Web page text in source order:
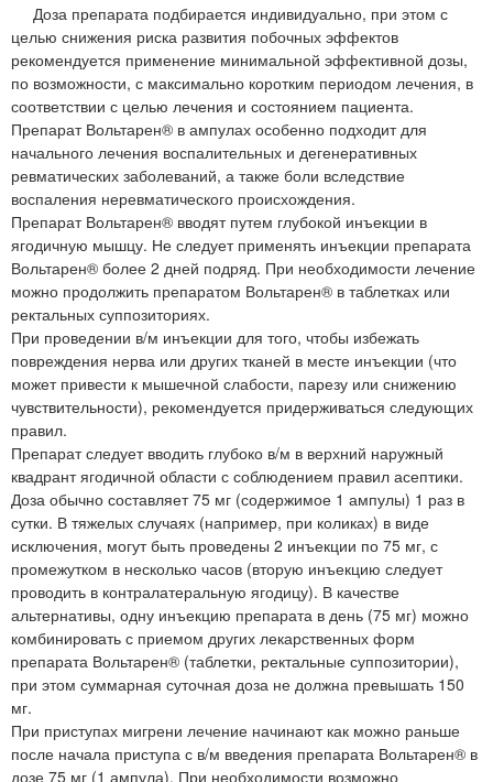
Доза препарата подбирается индивидуально, при этом с
целью снижения риска развития побочных эффектов
рекомендуется применение минимальной эффективной дозы,
по возможности, с максимально коротким периодом лечения, в
соответствии с целью лечения и состоянием пациента.
Препарат Вольтарен® в ампулах особенно подходит для
начального лечения воспалительных и дегенеративных
ревматических заболеваний, а также боли вследствие
воспаления неревматического происхождения.
Препарат Вольтарен® вводят путем глубокой инъекции в
ягодичную мышцу. Не следует применять инъекции препарата
Вольтарен® более 2 дней подряд. При необходимости лечение
можно продолжить препаратом Вольтарен® в таблетках или
ректальных суппозиториях.
При проведении в/м инъекции для того, чтобы избежать
повреждения нерва или других тканей в месте инъекции (что
может привести к мышечной слабости, парезу или снижению
чувствительности), рекомендуется придерживаться следующих
правил.
Препарат следует вводить глубоко в/м в верхний наружный
квадрант ягодичной области с соблюдением правил асептики.
Доза обычно составляет 75 мг (содержимое 1 ампулы) 1 раз в
сутки. В тяжелых случаях (например, при коликах) в виде
исключения, могут быть проведены 2 инъекции по 75 мг, с
промежутком в несколько часов (вторую инъекцию следует
проводить в контралатеральную ягодицу). В качестве
альтернативы, одну инъекцию препарата в день (75 мг) можно
комбинировать с приемом других лекарственных форм
препарата Вольтарен® (таблетки, ректальные суппозитории),
при этом суммарная суточная доза не должна превышать 150
мг.
При приступах мигрени лечение начинают как можно раньше
после начала приступа с в/м введения препарата Вольтарен® в
дозе 75 мг (1 ампула). При необходимости возможно